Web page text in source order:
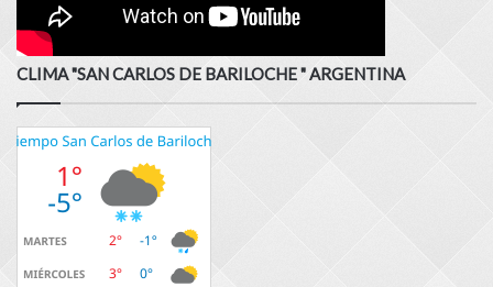
CLIMA "SAN CARLOS DE BARILOCHE " ARGENTINA